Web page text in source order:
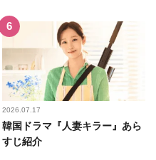
2026.07.17
韓国ドラマ『人妻キラー』あら
すじ紹介